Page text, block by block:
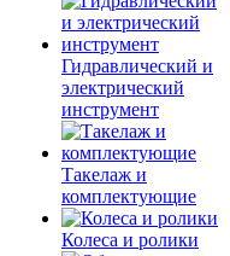
Гидравлический и
электрический
инструмент
Такелаж и
комплектующие
Колеса и ролики